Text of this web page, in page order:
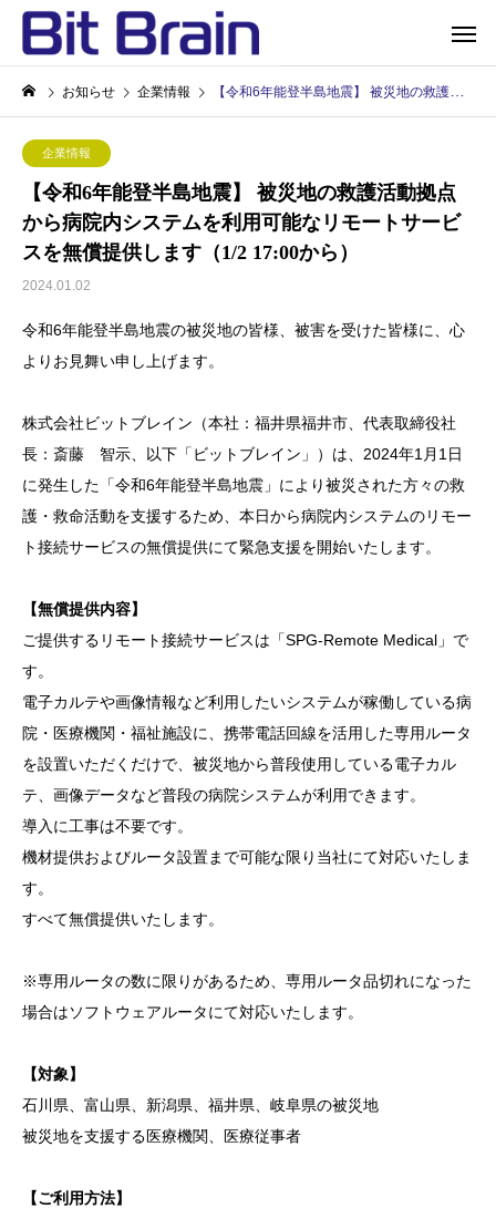
お知らせ 企業情報 【令和6年能登半島地震】 被災地の救護活動拠点から病院内システムを利用可能なリモートサービスを無償提供します（1/2 17:00から）
企業情報
【令和6年能登半島地震】 被災地の救護活動拠点
から病院内システムを利用可能なリモートサービ
スを無償提供します（1/2 17:00から）
2024.01.02
令和6年能登半島地震の被災地の皆様、被害を受けた皆様に、心
よりお見舞い申し上げます。
株式会社ビットブレイン（本社：福井県福井市、代表取締役社
長：斎藤 智示、以下「ビットブレイン」）は、2024年1月1日
に発生した「令和6年能登半島地震」により被災された方々の救
護・救命活動を支援するため、本日から病院内システムのリモー
ト接続サービスの無償提供にて緊急支援を開始いたします。
【無償提供内容】
ご提供するリモート接続サービスは「SPG-Remote Medical」で
す。
電子カルテや画像情報など利用したいシステムが稼働している病
院・医療機関・福祉施設に、携帯電話回線を活用した専用ルータ
を設置いただくだけで、被災地から普段使用している電子カル
テ、画像データなど普段の病院システムが利用できます。
導入に工事は不要です。
機材提供およびルータ設置まで可能な限り当社にて対応いたしま
す。
すべて無償提供いたします。
※専用ルータの数に限りがあるため、専用ルータ品切れになった
場合はソフトウェアルータにて対応いたします。
【対象】
石川県、富山県、新潟県、福井県、岐阜県の被災地
被災地を支援する医療機関、医療従事者
【ご利用方法】